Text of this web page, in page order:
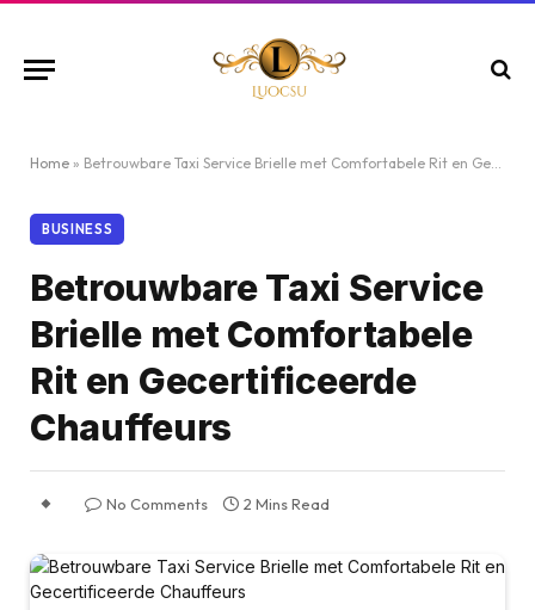
Home » Betrouwbare Taxi Service Brielle met Comfortabele Rit en Gecertificeerde Chauffeurs
BUSINESS
Betrouwbare Taxi Service
Brielle met Comfortabele
Rit en Gecertificeerde
Chauffeurs
No Comments 2 Mins Read